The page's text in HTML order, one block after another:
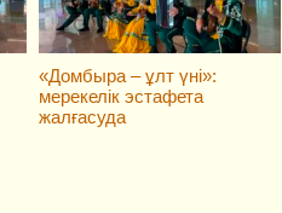
«Домбыра – ұлт үні»:
мерекелік эстафета
жалғасуда